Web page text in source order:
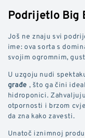
Podrijetlo Big
Još ne znaju svi
ime: ova sorta s
svojim ogromnim,
U uzgoju nudi
građe , što ga čini
hidroponici.
otpornosti i brzom
da zna kako zavesti.
Unatoč iznimnoj